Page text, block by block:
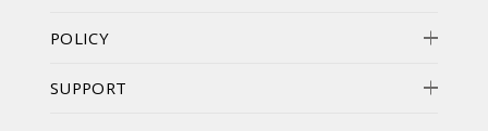
POLICY
SUPPORT